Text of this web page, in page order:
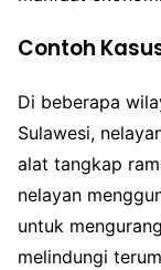
Contoh
Di beberapa
Sulawesi,
alat tangkap
nelayan
untuk
melindungi